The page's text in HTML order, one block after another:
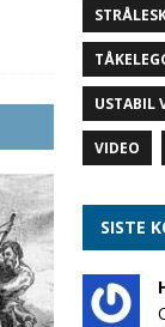
USTABIL
VIDEO
SISTE